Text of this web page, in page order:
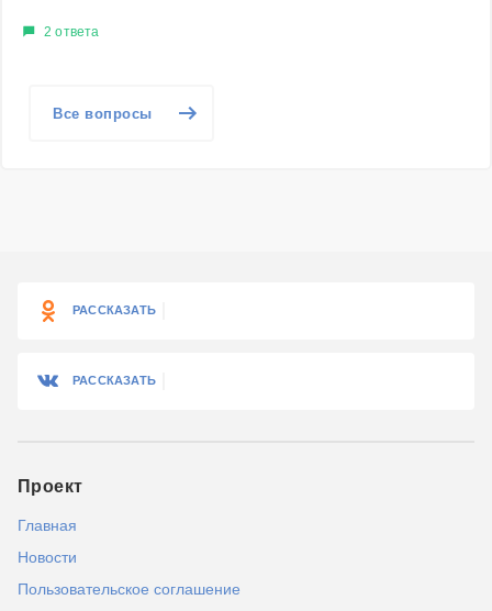
2 ответа
Все вопросы
РАССКАЗАТЬ
РАССКАЗАТЬ
Проект
Главная
Новости
Пользовательское соглашение